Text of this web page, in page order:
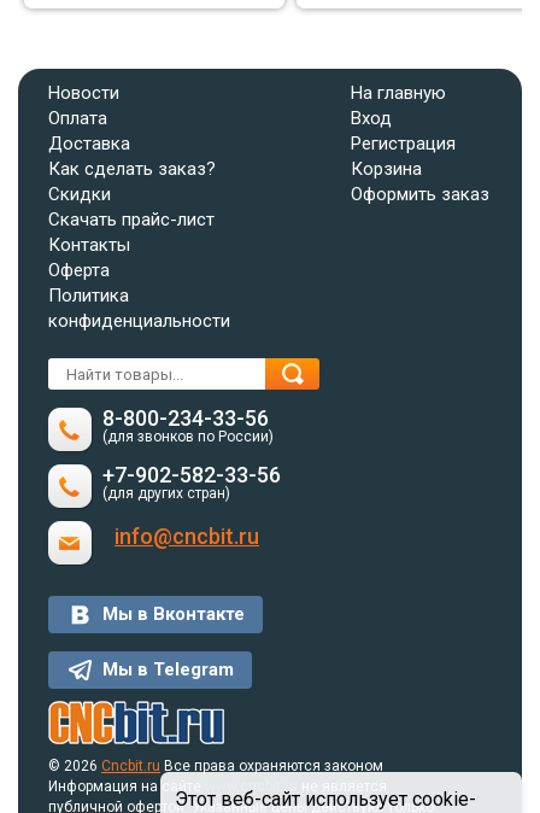
Этот веб-сайт использует cookie-
Новости
Оплата
Доставка
Как сделать заказ?
Скидки
Скачать прайс-лист
Контакты
Оферта
Политика
конфиденциальности
На главную
Вход
Регистрация
Корзина
Оформить заказ
8-800-234-33-56
(для звонков по России)
+7-902-582-33-56
(для других стран)
info@cncbit.ru
Мы в Вконтакте
Мы в Telegram
© 2026 Cncbit.ru Все права охраняются законом
Информация на сайте
www.cncbit.ru
публичной офертой. Указанные цены действуют только